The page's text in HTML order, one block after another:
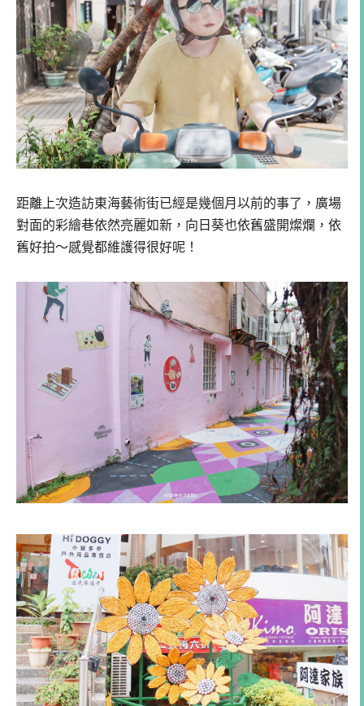
距離上次造訪東海藝術街已經是幾個月以前的事了，廣場
對面的彩繪巷依然亮麗如新，向日葵也依舊盛開燦爛，依
舊好拍～感覺都維護得很好呢！